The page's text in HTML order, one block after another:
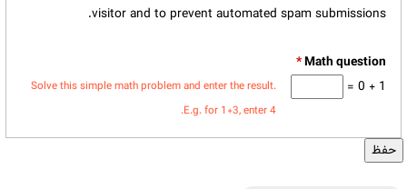
visitor and to prevent automated spam submissions.
*
1 + 0 =
Solve this simple math problem and enter the result.
E.g. for 1+3, enter 4.